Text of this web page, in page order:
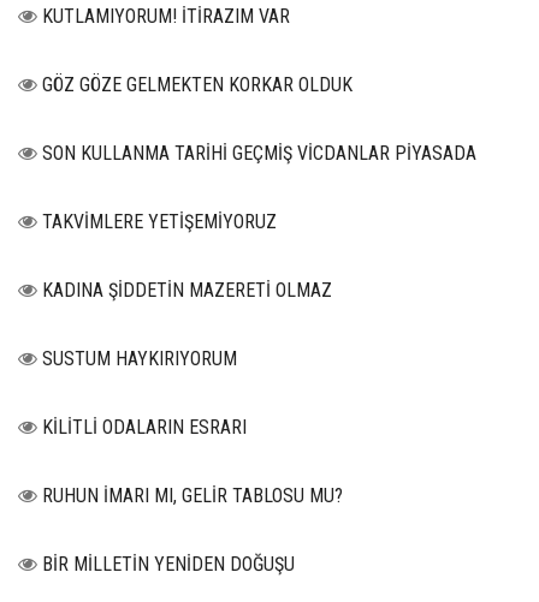
KUTLAMIYORUM! İTİRAZIM VAR
GÖZ GÖZE GELMEKTEN KORKAR OLDUK
SON KULLANMA TARİHİ GEÇMİŞ VİCDANLAR PİYASADA
TAKVİMLERE YETİŞEMİYORUZ
KADINA ŞİDDETİN MAZERETİ OLMAZ
SUSTUM HAYKIRIYORUM
KİLİTLİ ODALARIN ESRARI
RUHUN İMARI MI, GELİR TABLOSU MU?
BİR MİLLETİN YENİDEN DOĞUŞU